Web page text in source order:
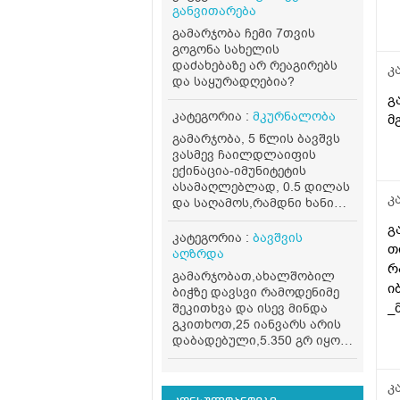
განვითარება
გამარჯობა ჩემი 7თვის
გოგონა სახელის
დაძახებაზე არ რეაგირებს
და საყურადღებია?
კატეგორია : მკურნალობა
გამარჯობა, 5 წლის ბავშვს
ვასმევ ჩაილდლაიფის
ექინაცია-იმუნიტეტის
ასამაღლებლად, 0.5 დილას
და საღამოს,რამდნი ხანი
დავალევინო და რამდენი
დავასვენო? თუ მთელი
ფლაკონი დაცალოს?
კატეგორია : ბავშვის
აღზრდა
გამარჯობათ,ახალშობილ
ბიჭზე დავსვი რამოდენიმე
შეკითხვა და ისევ მინდა
გკითხოთ,25 იანვარს არის
დაბადებული,5.350 გრ იყო
დღეს,120 გრ სიმილაკ
კუჭში გადის